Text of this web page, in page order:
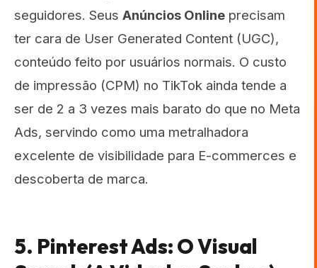
seguidores. Seus Anúncios Online precisam
ter cara de User Generated Content (UGC),
conteúdo feito por usuários normais. O custo
de impressão (CPM) no TikTok ainda tende a
ser de 2 a 3 vezes mais barato do que no Meta
Ads, servindo como uma metralhadora
excelente de visibilidade para E-commerces e
descoberta de marca.
5. Pinterest Ads: O Visual